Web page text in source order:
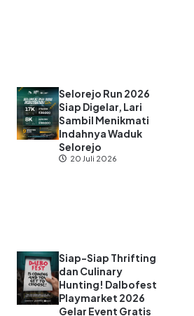
Selorejo Run 2026
Siap Digelar, Lari
Sambil Menikmati
Indahnya Waduk
Selorejo
20 Juli 2026
Siap-Siap Thrifting
dan Culinary
Hunting! Dalbofest
Playmarket 2026
Gelar Event Gratis